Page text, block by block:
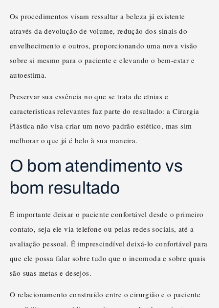
Os procedimentos visam ressaltar a beleza já existente
através da devolução de volume, redução dos sinais do
envelhecimento e outros, proporcionando uma nova visão
sobre si mesmo para o paciente e elevando o bem-estar e
autoestima.
Preservar sua essência no que se trata de etnias e
características relevantes faz parte do resultado: a Cirurgia
Plástica não visa criar um novo padrão estético, mas sim
melhorar o que já é belo à sua maneira.
O bom atendimento vs
bom resultado
É importante deixar o paciente confortável desde o primeiro
contato, seja ele via telefone ou pelas redes sociais, até a
avaliação pessoal. É imprescindível deixá-lo confortável para
que ele possa falar sobre tudo que o incomoda e sobre quais
são suas metas e desejos.
O relacionamento construído entre o cirurgião e o paciente